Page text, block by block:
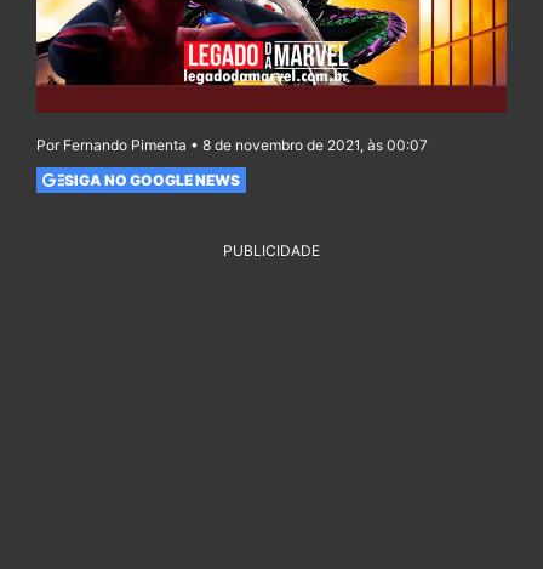
Por Fernando Pimenta • 8 de novembro de 2021, às 00:07
SIGA NO GOOGLE NEWS
PUBLICIDADE